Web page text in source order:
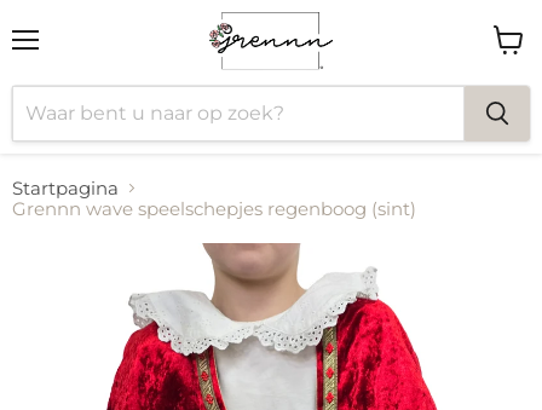
Startpagina
Grennn wave speelschepjes regenboog (sint)